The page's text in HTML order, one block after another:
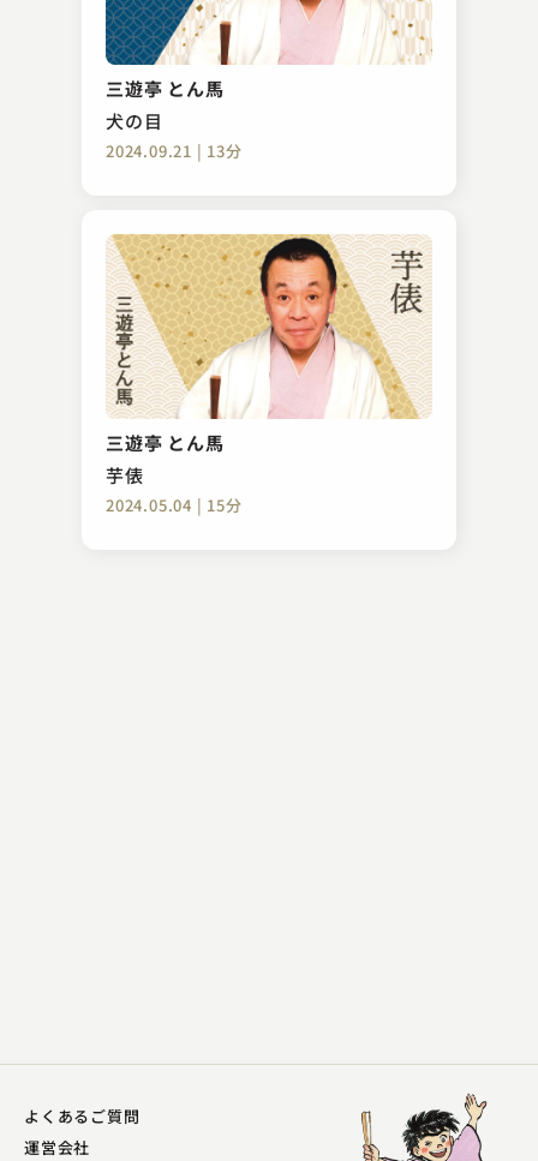
三遊亭 とん馬
犬の目
2024.09.21 | 13分
三遊亭 とん馬
芋俵
2024.05.04 | 15分
柳亭 市若
堀の内
2025.04.01 | 8分
入船亭 扇太
転失気
2023.03.18 | 12分
よくあるご質問
運営会社